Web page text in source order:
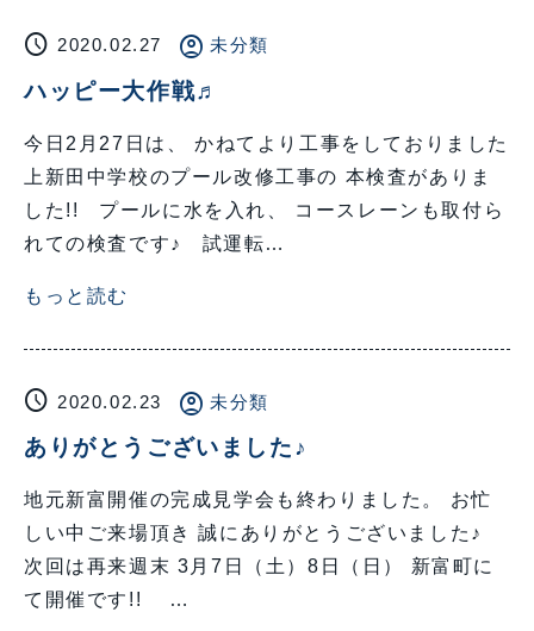
schedule 2020.02.27 account_circle 未分類
ハッピー大作戦♬
今日2月27日は、 かねてより工事をしておりました
上新田中学校のプール改修工事の 本検査がありま
した!! プールに水を入れ、 コースレーンも取付ら
れての検査です♪ 試運転…
もっと読む
schedule 2020.02.23 account_circle 未分類
ありがとうございました♪
地元新富開催の完成見学会も終わりました。 お忙
しい中ご来場頂き 誠にありがとうございました♪
次回は再来週末 3月7日（土）8日（日） 新富町に
て開催です!! …